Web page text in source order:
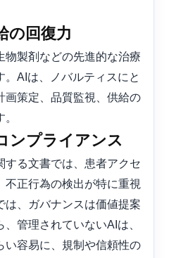
の回復力
物製剤などの先進的な治療
AIは、ノバルティスにと
画策定、品質監視、供給の
ンプライアンス
する文書では、患者アクセ
不正行為の検出が特に重視
は、ガバナンスは価値提案
管理されていないAIは、
い容易に、規制や信頼性の